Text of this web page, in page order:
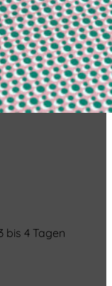
bis 4 Tagen